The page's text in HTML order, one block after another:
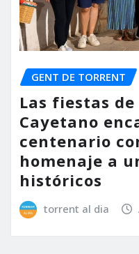
GENT DE TORRENT
Las fiestas
Cayetano
centenario
homenaje a
históricos
torrent al dia